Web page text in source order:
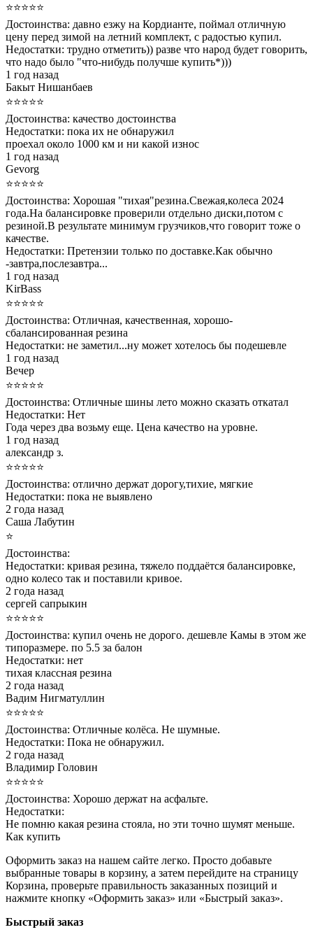
⭐⭐⭐⭐⭐
Достоинства: давно езжу на Кордианте, поймал отличную
цену перед зимой на летний комплект, с радостью купил.
Недостатки: трудно отметить)) разве что народ будет говорить,
что надо было "что-нибудь получше купить*)))
1 год назад
Бакыт Нишанбаев
⭐⭐⭐⭐⭐
Достоинства: качество достоинства
Недостатки: пока их не обнаружил
проехал около 1000 км и ни какой износ
1 год назад
Gevorg
⭐⭐⭐⭐⭐
Достоинства: Хорошая "тихая"резина.Свежая,колеса 2024
года.На балансировке проверили отдельно диски,потом с
резиной.В результате минимум грузчиков,что говорит тоже о
качестве.
Недостатки: Претензии только по доставке.Как обычно
-завтра,послезавтра...
1 год назад
KirBass
⭐⭐⭐⭐⭐
Достоинства: Отличная, качественная, хорошо-
сбалансированная резина
Недостатки: не заметил...ну может хотелось бы подешевле
1 год назад
Вечер
⭐⭐⭐⭐⭐
Достоинства: Отличные шины лето можно сказать откатал
Недостатки: Нет
Года через два возьму еще. Цена качество на уровне.
1 год назад
александр з.
⭐⭐⭐⭐⭐
Достоинства: отлично держат дорогу,тихие, мягкие
Недостатки: пока не выявлено
2 года назад
Саша Лабутин
⭐
Достоинства:
Недостатки: кривая резина, тяжело поддаётся балансировке,
одно колесо так и поставили кривое.
2 года назад
сергей сапрыкин
⭐⭐⭐⭐⭐
Достоинства: купил очень не дорого. дешевле Камы в этом же
типоразмере. по 5.5 за балон
Недостатки: нет
тихая классная резина
2 года назад
Вадим Нигматуллин
⭐⭐⭐⭐⭐
Достоинства: Отличные колёса. Не шумные.
Недостатки: Пока не обнаружил.
2 года назад
Владимир Головин
⭐⭐⭐⭐⭐
Достоинства: Хорошо держат на асфальте.
Недостатки:
Не помню какая резина стояла, но эти точно шумят меньше.
Как купить
Оформить заказ на нашем сайте легко. Просто добавьте
выбранные товары в корзину, а затем перейдите на страницу
Корзина, проверьте правильность заказанных позиций и
нажмите кнопку «Оформить заказ» или «Быстрый заказ».
Быстрый заказ